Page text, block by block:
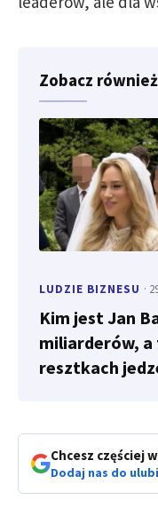
Zobacz
LUDZIE BIZNESU ·
Kim jest Jan
miliarderów,
resztkach
Chcesz częściej
Dodaj nas do